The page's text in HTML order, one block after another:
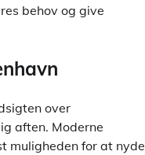
behov og give
over
aften. Moderne
muligheden for at nyde